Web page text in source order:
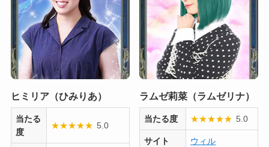
ヒミリア（ひみりあ）
当たる
度
★★★★★ 5.0
ラムゼ莉菜（ラムゼリナ）
当たる度 ★★★★★ 5.0
サイト ウィル